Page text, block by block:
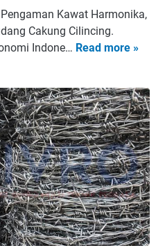
Kawat Harmonika,
Cakung Cilincing.
Indone… Read more »
r
i
k
P
a
g
a
r
K